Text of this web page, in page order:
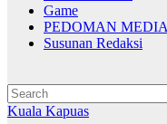
Game
PEDOMAN
Susunan Redaksi
Kuala Kapuas